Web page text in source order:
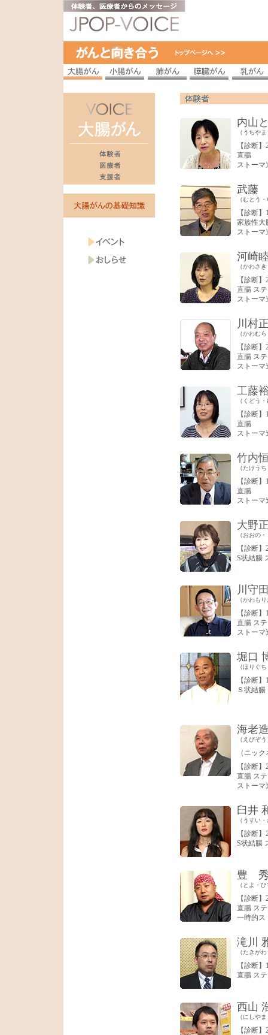
内山
（うちや
【診断】
直腸
ストーマ
武藤
（むとう
【診断】
家族性大
ストーマ
河崎
（かわさ
【診断】
直腸 ス
ストーマ
川村
（かわむ
【診断】
直腸 ス
ストーマ
工藤
（くどう
【診断】
直腸
ストーマ
竹内
（たけう
【診断】
直腸
ストーマ
大野
（おおの
【診断】
S状結腸
川守
（かわも
【診断】
直腸 ス
ストーマ
堀口
（ほりぐ
【診断】
Ｓ状結腸
海老
（えびぞう
（ニッ
【診断】
直腸 ス
ストーマ
臼井
（うすい
【診断】
S状結腸
豊
（とよ・
【診断】
直腸 ス
一時的ス
滝川
（たきが
【診断】
直腸 ス
西山
（にしや
【診断】